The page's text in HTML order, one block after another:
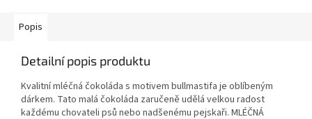
Popis
Detailní popis produktu
Kvalitní mléčná čokoláda s motivem bullmastifa je oblíbeným
dárkem. Tato malá čokoláda zaručeně udělá velkou radost
každému chovateli psů nebo nadšenému pejskaři. MLÉČNÁ